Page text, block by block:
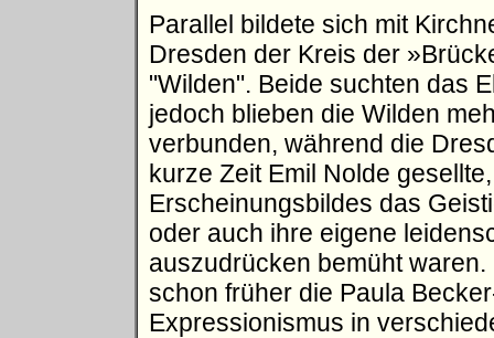
Parallel bildete sich mit
Dresden der Kreis der
"Wilden". Beide suchten das
jedoch blieben die Wilden
verbunden, während die
kurze Zeit Emil Nolde
Erscheinungsbildes das
oder auch ihre eigene
auszudrücken bemüht
schon früher die Paula
Expressionismus in